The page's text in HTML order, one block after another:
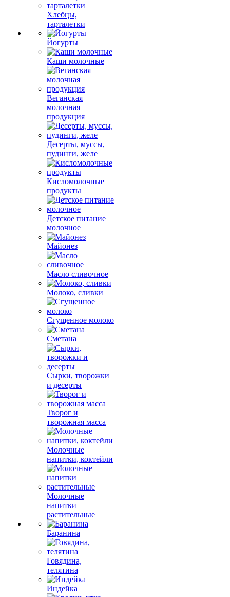
Хлебцы,
тарталетки
Йогурты
Каши молочные
Веганская
молочная
продукция
Десерты, муссы,
пудинги, желе
Кисломолочные
продукты
Детское питание
молочное
Майонез
Масло сливочное
Молоко, сливки
Сгущенное молоко
Сметана
Сырки, творожки
и десерты
Творог и
творожная масса
Молочные
напитки, коктейли
Молочные
напитки
растительные
Баранина
Говядина,
телятина
Индейка